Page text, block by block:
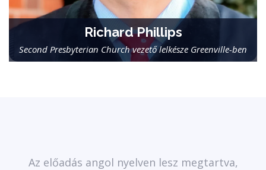
Richard Phillips
Second Presbyterian Church vezető lelkésze Greenville-ben
Az előadás angol nyelven lesz megtartva,